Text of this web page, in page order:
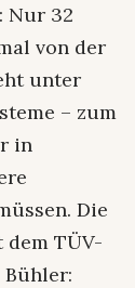
Nur 32
von der
unter
– zum
in
Die
TÜV-